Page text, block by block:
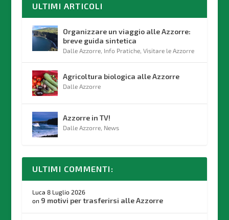
ULTIMI ARTICOLI
Organizzare un viaggio alle Azzorre:
breve guida sintetica
Dalle Azzorre, Info Pratiche, Visitare le Azzorre
Agricoltura biologica alle Azzorre
Dalle Azzorre
Azzorre in TV!
Dalle Azzorre, News
ULTIMI COMMENTI:
Luca 8 Luglio 2026
on 9 motivi per trasferirsi alle Azzorre